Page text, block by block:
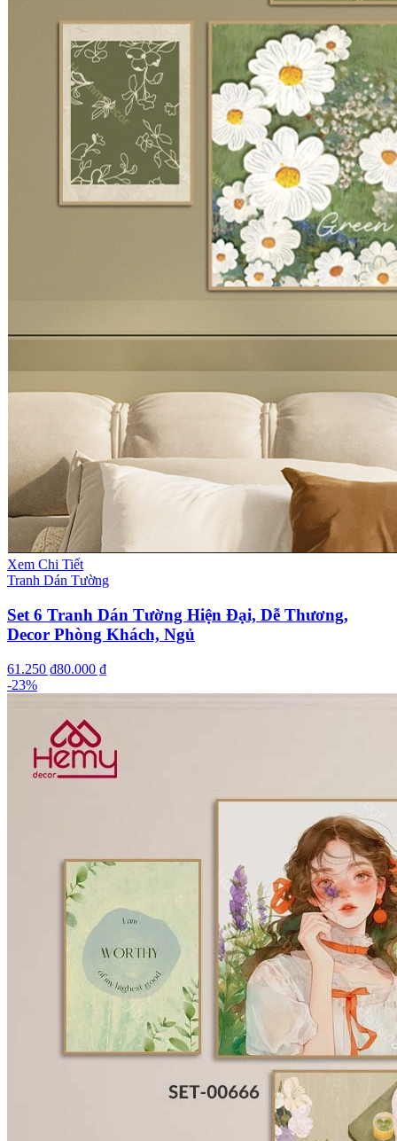
Xem Chi Tiết
Tranh Dán Tường
Set 6 Tranh Dán Tường Hiện Đại, Dễ Thương,
Decor Phòng Khách, Ngủ
61.250 ₫80.000 ₫
-23%